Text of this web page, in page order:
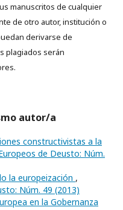
manuscritos de cualquier
de otro autor, institución o
derivarse de
plagiados serán
autor/a
constructivistas a la
de Deusto: Núm.
la europeización ,
Núm. 49 (2013)
en la Gobernanza